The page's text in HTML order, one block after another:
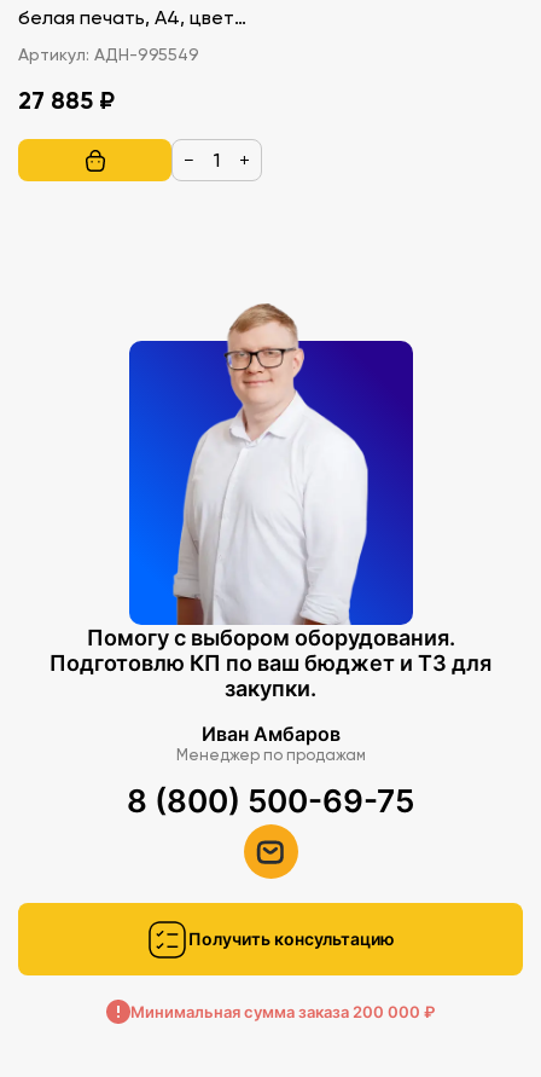
белая печать, A4, цвет
черный
Артикул: АДН-995549
27 885 ₽
− +
Помогу с выбором оборудования.
Подготовлю КП по ваш бюджет и ТЗ для
закупки.
Иван Амбаров
Менеджер по продажам
8 (800) 500-69-75
Получить консультацию
Минимальная сумма заказа 200 000 ₽